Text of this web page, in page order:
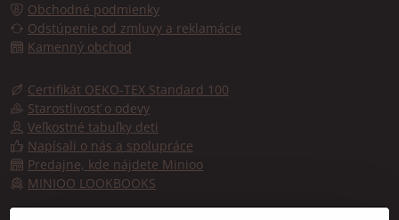
Obchodné podmienky
Odstúpenie od zmluvy a reklamácie
Kamenný obchod
Certifikát OEKO-TEX Standard 100
Starostlivosť o odevy
Veľkostné tabuľky deti
Napísali o nás a spolupráce
Predajne, kde nájdete Minioo
MINIOO LOOKBOOKS